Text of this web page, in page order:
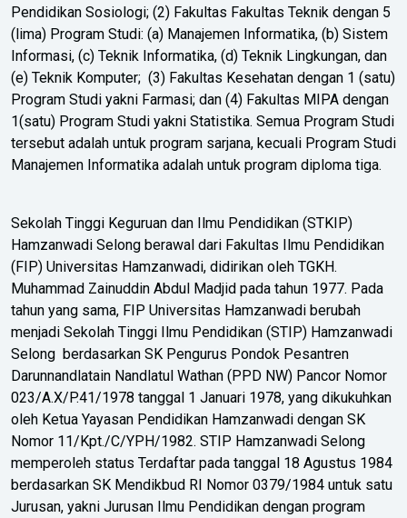
Pendidikan Sosiologi; (2) Fakultas Fakultas Teknik dengan 5
(lima) Program Studi: (a) Manajemen Informatika, (b) Sistem
Informasi, (c) Teknik Informatika, (d) Teknik Lingkungan, dan
(e) Teknik Komputer; (3) Fakultas Kesehatan dengan 1 (satu)
Program Studi yakni Farmasi; dan (4) Fakultas MIPA dengan
1(satu) Program Studi yakni Statistika. Semua Program Studi
tersebut adalah untuk program sarjana, kecuali Program Studi
Manajemen Informatika adalah untuk program diploma tiga.
Sekolah Tinggi Keguruan dan Ilmu Pendidikan (STKIP)
Hamzanwadi Selong berawal dari Fakultas Ilmu Pendidikan
(FIP) Universitas Hamzanwadi, didirikan oleh TGKH.
Muhammad Zainuddin Abdul Madjid pada tahun 1977. Pada
tahun yang sama, FIP Universitas Hamzanwadi berubah
menjadi Sekolah Tinggi Ilmu Pendidikan (STIP) Hamzanwadi
Selong berdasarkan SK Pengurus Pondok Pesantren
Darunnandlatain Nandlatul Wathan (PPD NW) Pancor Nomor
023/A.X/P.41/1978 tanggal 1 Januari 1978, yang dikukuhkan
oleh Ketua Yayasan Pendidikan Hamzanwadi dengan SK
Nomor 11/Kpt./C/YPH/1982. STIP Hamzanwadi Selong
memperoleh status Terdaftar pada tanggal 18 Agustus 1984
berdasarkan SK Mendikbud RI Nomor 0379/1984 untuk satu
Jurusan, yakni Jurusan Ilmu Pendidikan dengan program